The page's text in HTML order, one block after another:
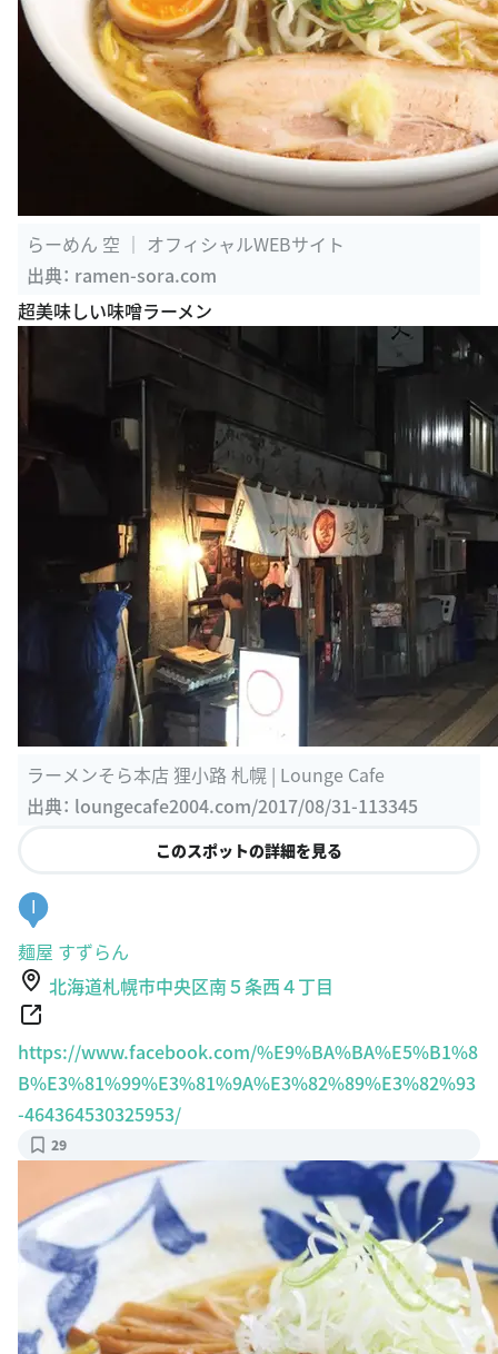
らーめん 空 ｜ オフィシャルWEBサイト
出典：ramen-sora.com
超美味しい味噌ラーメン
ラーメンそら本店 狸小路 札幌 | Lounge Cafe
出典：loungecafe2004.com/2017/08/31-113345
このスポットの詳細を見る
麺屋 すずらん
https://www.facebook.com/%E9%BA%BA%E5%B1%8
B%E3%81%99%E3%81%9A%E3%82%89%E3%82%93
-464364530325953/
29